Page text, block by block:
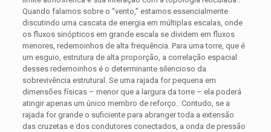
Quando falamos sobre o “vento,” estamos essencialmente
discutindo uma cascata de energia em múltiplas escalas, onde
os fluxos sinópticos em grande escala se dividem em fluxos
menores, redemoinhos de alta frequência. Para uma torre, que é
um esguio, estrutura de alta proporção, a correlação espacial
desses redemoinhos é o determinante silencioso da
sobrevivência estrutural. Se uma rajada for pequena em
dimensões físicas – menor que a largura da torre – ela poderá
atingir apenas um único membro de reforço.. Contudo, se a
rajada for grande o suficiente para abranger toda a extensão
das cruzetas e dos condutores conectados, a onda de pressão